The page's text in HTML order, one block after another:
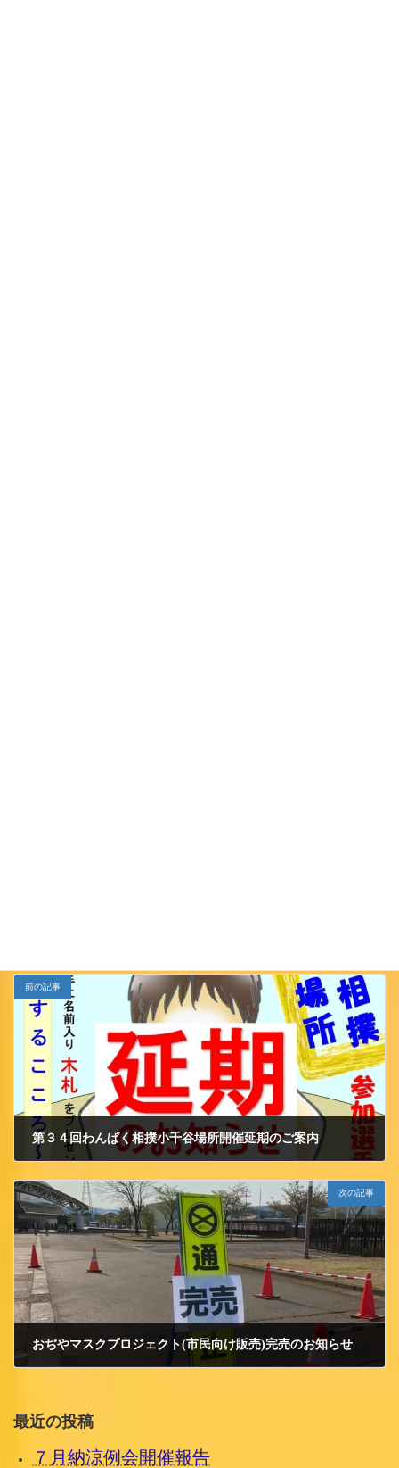
前の記事
第３４回わんぱく相撲小千谷場所開催延期のご案内
次の記事
おぢやマスクプロジェクト(市民向け販売)完売のお知らせ
最近の投稿
７月納涼例会開催報告